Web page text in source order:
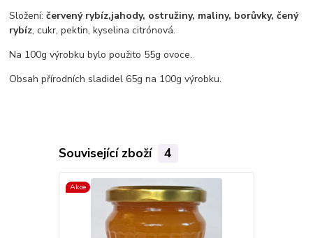
Složení:červený rybíz,jahody, ostružiny, maliny, borůvky, čený
rybíz, cukr, pektin, kyselina citrónová.
Na 100g výrobku bylo použito 55g ovoce.
Obsah přírodních sladidel 65g na 100g výrobku.
Související zboží 4
Akce